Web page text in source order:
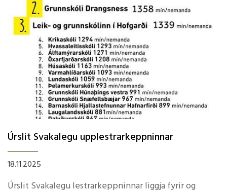
Úrslit Svakalegu upplestrarkeppninnar
18.11.2025
Úrslit Svakalegu lestrarkeppninnar liggja fyrir og